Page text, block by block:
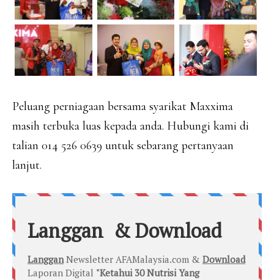
Peluang perniagaan bersama syarikat Maxxima
masih terbuka luas kepada anda. Hubungi kami di
talian 014 526 0639 untuk sebarang pertanyaan
lanjut.